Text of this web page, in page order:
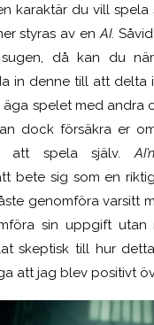
karaktär du vill spela
styras av enAI.
då kan du
in denne till att delta
spelet med andra
dock försäkra er
att spela själv.
bete sig som en
genomföra varsitt
sin uppgift utan
skeptisk till hur
att jag blev positivt